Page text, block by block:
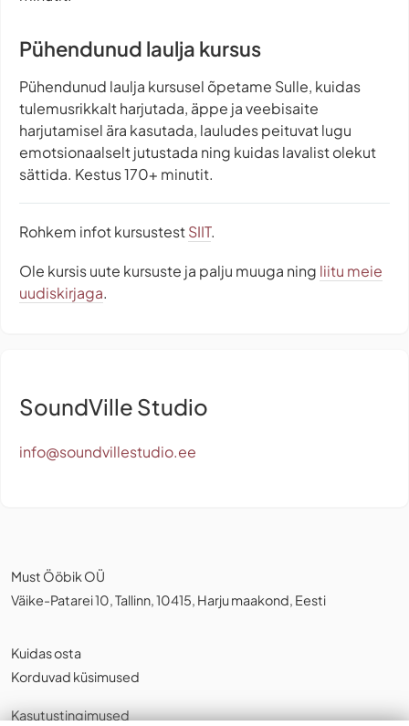
Pühendunud laulja kursus
Pühendunud laulja kursusel õpetame Sulle, kuidas
tulemusrikkalt harjutada, äppe ja veebisaite
harjutamisel ära kasutada, lauludes peituvat lugu
emotsionaalselt jutustada ning kuidas lavalist olekut
sättida. Kestus 170+ minutit.​
Rohkem infot kursustestSIIT.
Ole kursis uute kursuste ja palju muuga ning liitu meie
uudiskirjaga.
SoundVille Studio
info@soundvillestudio.ee
Must Ööbik OÜ
Väike-Patarei 10, Tallinn, 10415, Harju maakond, Eesti
Kuidas osta
Korduvad küsimused
Kasutustingimused